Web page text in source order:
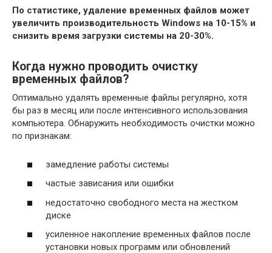
По статистике, удаление временных файлов может
увеличить производительность Windows на 10-15% и
снизить время загрузки системы на 20-30%.
Когда нужно проводить очистку
временных файлов?
Оптимально удалять временные файлы регулярно, хотя
бы раз в месяц или после интенсивного использования
компьютера. Обнаружить необходимость очистки можно
по признакам:
замедление работы системы
частые зависания или ошибки
недостаточно свободного места на жестком
диске
усиленное накопление временных файлов после
установки новых программ или обновлений